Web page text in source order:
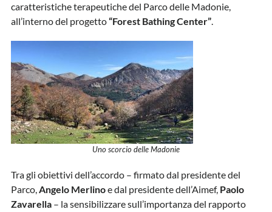
caratteristiche terapeutiche del Parco delle Madonie,
all’interno del progetto“Forest Bathing Center”.
Uno scorcio delle Madonie
Tra gli obiettivi dell’accordo – firmato dal presidente del
Parco,Angelo Merlinoe dal presidente dell’Aimef, Paolo
Zavarella– la sensibilizzare sull’importanza del rapporto